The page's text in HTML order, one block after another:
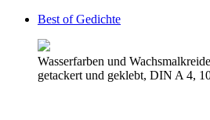
Best of Gedichte
Wasserfarben und
getackert und geklebt, DIN A 4,